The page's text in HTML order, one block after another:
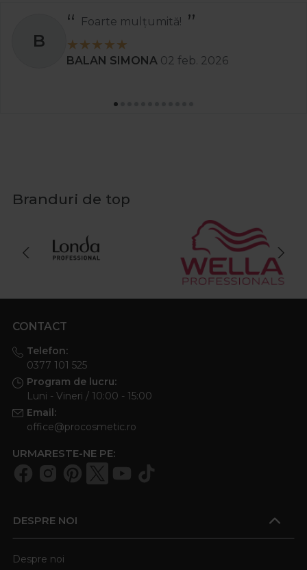
Recomand
Stanciu Aura Andreea 02 apr. 2025
Branduri de top
CONTACT
Telefon:
0377 101 525
Program de lucru:
Luni - Vineri / 10:00 - 15:00
Email:
office@procosmetic.ro
URMARESTE-NE PE:
DESPRE NOI
Despre noi